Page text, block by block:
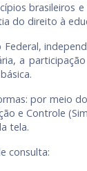
do direito à
a
por meio
e Controle
tela.
consulta: